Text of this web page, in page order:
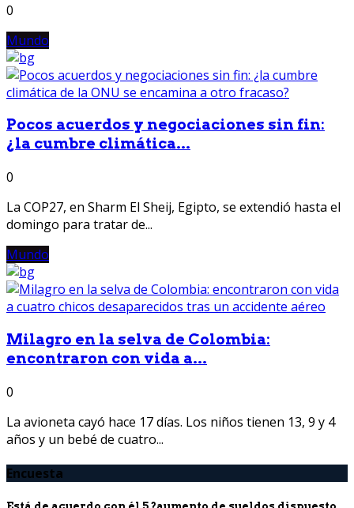
0
Mundo
Pocos acuerdos y negociaciones sin fin:
¿la cumbre climática...
0
La COP27, en Sharm El Sheij, Egipto, se extendió hasta el
domingo para tratar de...
Mundo
Milagro en la selva de Colombia:
encontraron con vida a...
0
La avioneta cayó hace 17 días. Los niños tienen 13, 9 y 4
años y un bebé de cuatro...
Encuesta